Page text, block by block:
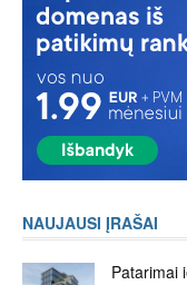
NAUJAUSI ĮRAŠAI
Patarimai